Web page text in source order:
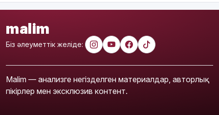
malim
Біз әлеуметтік желіде:
Malim — анализге негізделген материалдар, авторлық
пікірлер мен эксклюзив контент.